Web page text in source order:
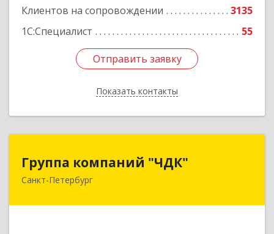
Клиентов на сопровождении
3135
1С:Специалист
55
Отправить заявку
Показать контакты
Отправить заявку
Назад
Группа компаний "ЧДК"
Санкт-Петербург
Группа компаний "ЧДК"
191119, Санкт-Петербург г, вн.тер.г.